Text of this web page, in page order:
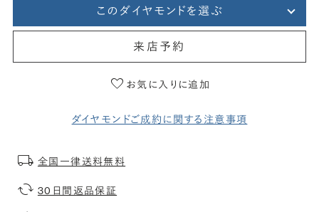
このダイヤモンドを選ぶ
来店予約
お気に入りに追加
ダイヤモンドご成約に関する注意事項
全国一律送料無料
30日間返品保証